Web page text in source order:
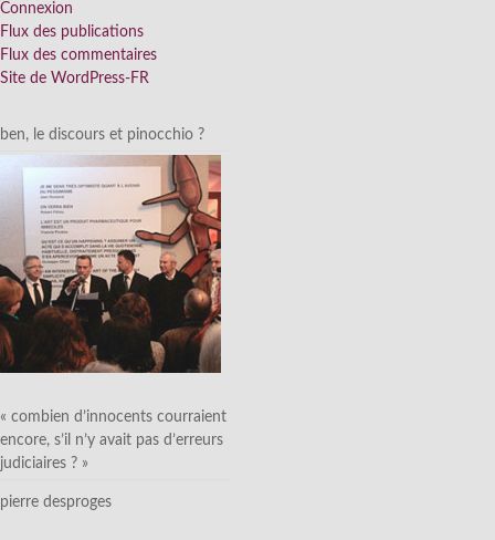
Connexion
Flux des publications
Flux des commentaires
Site de WordPress-FR
ben, le discours et pinocchio ?
« combien d’innocents courraient
encore, s’il n’y avait pas d’erreurs
judiciaires ? »
pierre desproges